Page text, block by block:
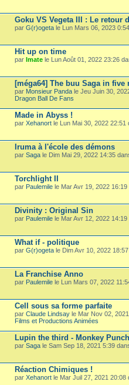
Goku VS Vegeta III : Le retour
par G(r)ogeta le Lun Mars 06, 2023
Hit up on time
par Imate le Lun Août 01, 2022 23:26
[méga64] The buu Saga in five
par Monsieur Panda le Jeu Juin 30,
Dragon Ball De Fans
Made in Abyss !
par Xehanort le Lun Mai 30, 2022 22:51
Iruma à l'école des démons
par Saga le Dim Mai 29, 2022 14:35
Torchlight II
par Paulemile le Mar Avr 19, 2022
Divinity : Original Sin
par Paulemile le Mar Avr 12, 2022
What if - politique
par G(r)ogeta le Dim Avr 10, 2022
La Franchise Anno
par Paulemile le Lun Mars 07, 2022
Cell sous sa forme parfaite
par Claude Lindsay le Mar Nov 02,
Films et Productions Animées
Lupin the third - Monkey Punch
par Saga le Sam Sep 18, 2021 5:39
Réaction Chimiques !
par Xehanort le Mar Juil 27, 2021